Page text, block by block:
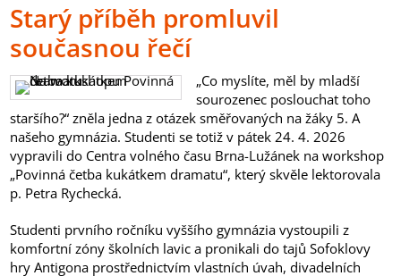
Starý příběh promluvil
současnou řečí
„Co myslíte, měl by mladší
sourozenec poslouchat toho
staršího?“ zněla jedna z otázek směřovaných na žáky 5. A
našeho gymnázia. Studenti se totiž v pátek 24. 4. 2026
vypravili do Centra volného času Brna-Lužánek na workshop
„Povinná četba kukátkem dramatu“, který skvěle lektorovala
p. Petra Rychecká.
Studenti prvního ročníku vyššího gymnázia vystoupili z
komfortní zóny školních lavic a pronikali do tajů Sofoklovy
hry Antigona prostřednictvím vlastních úvah, divadelních